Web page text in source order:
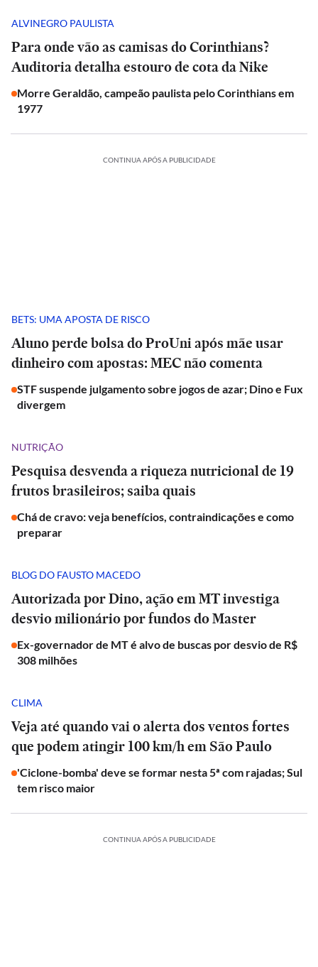
ALVINEGRO PAULISTA
Para onde vão as camisas do Corinthians?
Auditoria detalha estouro de cota da Nike
Morre Geraldão, campeão paulista pelo Corinthians em
1977
CONTINUA APÓS A PUBLICIDADE
BETS: UMA APOSTA DE RISCO
Aluno perde bolsa do ProUni após mãe usar
dinheiro com apostas: MEC não comenta
STF suspende julgamento sobre jogos de azar; Dino e Fux
divergem
NUTRIÇÃO
Pesquisa desvenda a riqueza nutricional de 19
frutos brasileiros; saiba quais
Chá de cravo: veja benefícios, contraindicações e como
preparar
BLOG DO FAUSTO MACEDO
Autorizada por Dino, ação em MT investiga
desvio milionário por fundos do Master
Ex-governador de MT é alvo de buscas por desvio de R$
308 milhões
CLIMA
Veja até quando vai o alerta dos ventos fortes
que podem atingir 100 km/h em São Paulo
'Ciclone-bomba' deve se formar nesta 5ª com rajadas; Sul
tem risco maior
CONTINUA APÓS A PUBLICIDADE